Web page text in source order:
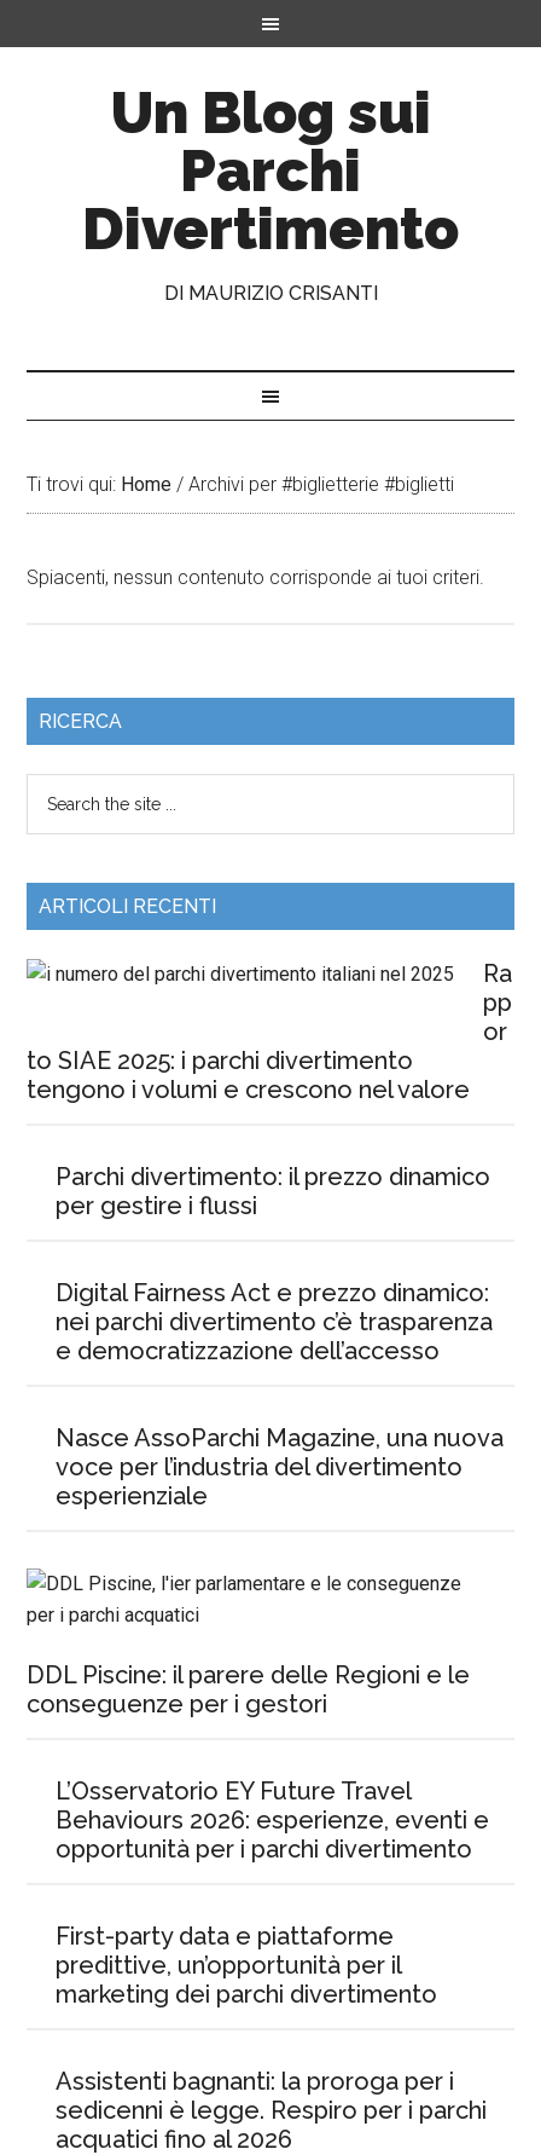
Un Blog sui
Parchi
Divertimento
DI MAURIZIO CRISANTI
Ti trovi qui: Home / Archivi per #biglietterie #biglietti
Spiacenti, nessun contenuto corrisponde ai tuoi criteri.
RICERCA
ARTICOLI RECENTI
Ra
pp
or
to SIAE 2025: i parchi divertimento
tengono i volumi e crescono nel valore
Parchi divertimento: il prezzo dinamico
per gestire i flussi
Digital Fairness Act e prezzo dinamico:
nei parchi divertimento c’è trasparenza
e democratizzazione dell’accesso
Nasce AssoParchi Magazine, una nuova
voce per l’industria del divertimento
esperienziale
DDL Piscine: il parere delle Regioni e le
conseguenze per i gestori
L’Osservatorio EY Future Travel
Behaviours 2026: esperienze, eventi e
opportunità per i parchi divertimento
First-party data e piattaforme
predittive, un’opportunità per il
marketing dei parchi divertimento
Assistenti bagnanti: la proroga per i
sedicenni è legge. Respiro per i parchi
acquatici fino al 2026